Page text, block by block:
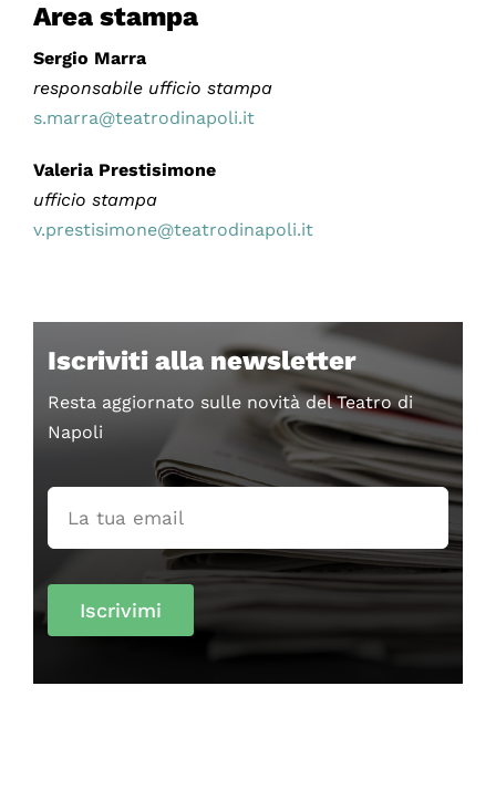
Area stampa
Sergio Marra
responsabile ufficio stampa
s.marra@teatrodinapoli.it
Valeria Prestisimone
ufficio stampa
v.prestisimone@teatrodinapoli.it
Iscriviti alla newsletter
Resta aggiornato sulle novità del Teatro di
Napoli
Iscrivimi